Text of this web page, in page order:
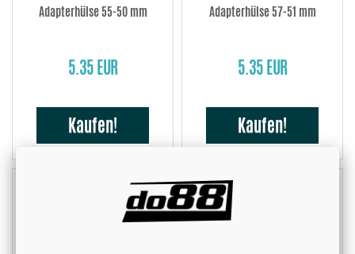
Adapterhülse 55-50 mm
5.35 EUR
Kaufen!
Adapterhülse 57-51 mm
5.35 EUR
Kaufen!